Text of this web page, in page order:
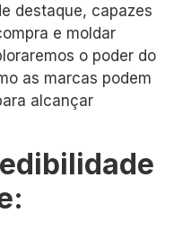
destaque, capazes
e moldar
o poder do
as marcas podem
alcançar